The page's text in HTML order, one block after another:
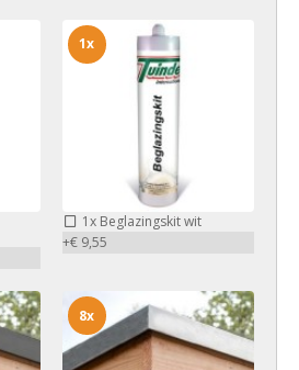
1xBeglazingskit wit
+€ 9,55
1x
8x